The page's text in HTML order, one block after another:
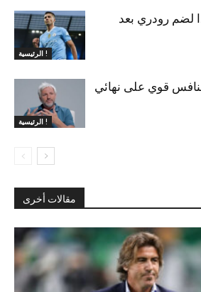
الرئيسية !
لضم رودري بعد
الرئيسية !
قوي على نهائي
مقالات أخرى